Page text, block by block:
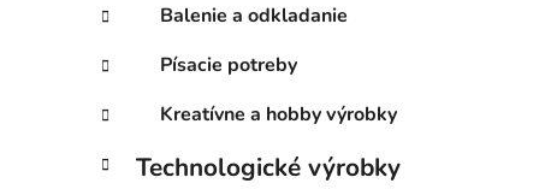
Balenie a odkladanie
Písacie potreby
Kreatívne a hobby výrobky
Technologické výrobky